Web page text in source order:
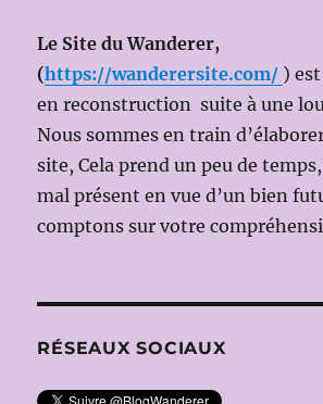
Le Site du Wanderer,
(https://wanderersite.com/ )
en reconstruction suite à une
Nous sommes en train
site, Cela prend un peu de
mal présent en vue d’un bien
comptons sur votre
RÉSEAUX SOCIAUX